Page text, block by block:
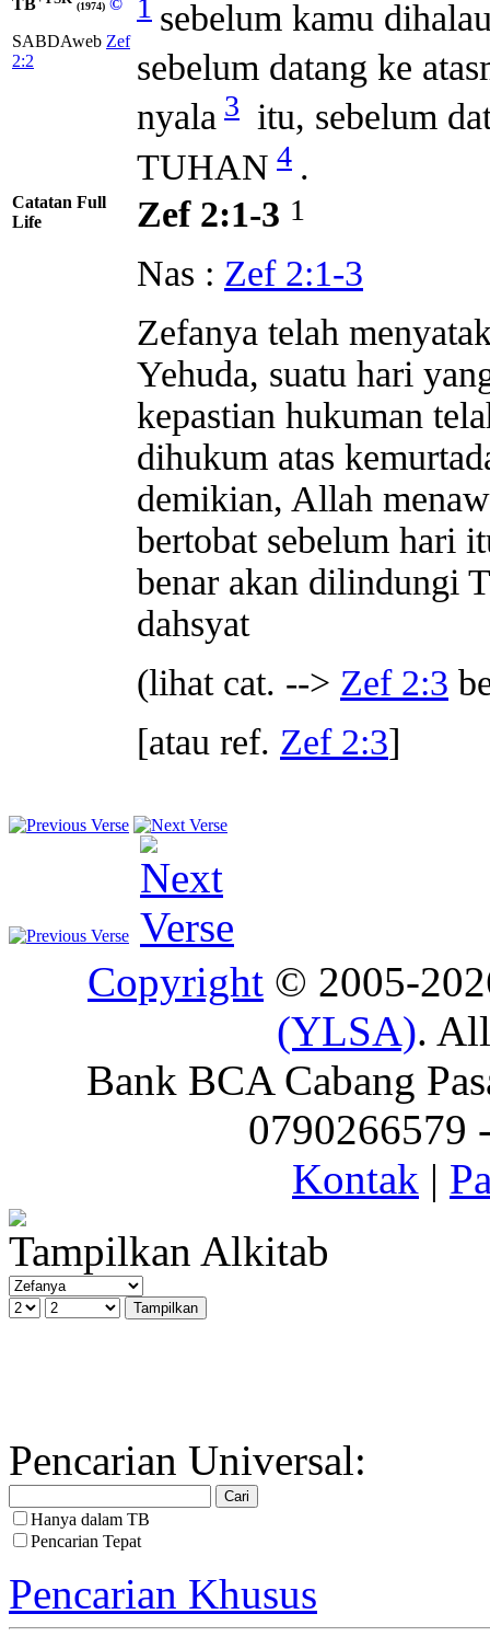
TB (1974) ©
SABDAweb Zef
2:2
1 sebelum kamu
sebelum datang ke
nyala 3 itu, sebelum
TUHAN 4 .
Catatan Full
Life
Zef 2:1-3 1
Nas : Zef 2:1-3
Zefanya telah
Yehuda, suatu hari
kepastian hukuman
dihukum atas
demikian, Allah
bertobat sebelum hari
benar akan dilindungi
dahsyat
(lihat cat. --> Zef 2:3
[atau ref. Zef 2:3]
Copyright © 2005-
(YLSA).
Bank BCA Cabang
0790266579
Kontak |
Tampilkan Alkitab
Pencarian Universal:
Hanya dalam TB
Pencarian Tepat
Pencarian Khusus